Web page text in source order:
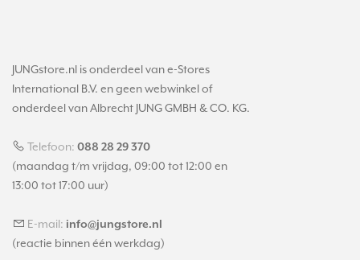
JUNGstore.nl is onderdeel van e-Stores
International B.V. en geen webwinkel of
onderdeel van Albrecht JUNG GMBH & CO. KG.
Telefoon: 088 28 29 370
(maandag t/m vrijdag, 09:00 tot 12:00 en
13:00 tot 17:00 uur)
E-mail: info@jungstore.nl
(reactie binnen één werkdag)